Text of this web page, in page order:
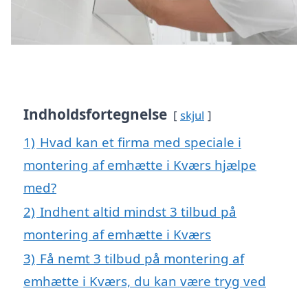
Indholdsfortegnelse skjul
1) Hvad kan et firma med speciale i
montering af emhætte i Kværs hjælpe
med?
2) Indhent altid mindst 3 tilbud på
montering af emhætte i Kværs
3) Få nemt 3 tilbud på montering af
emhætte i Kværs, du kan være tryg ved